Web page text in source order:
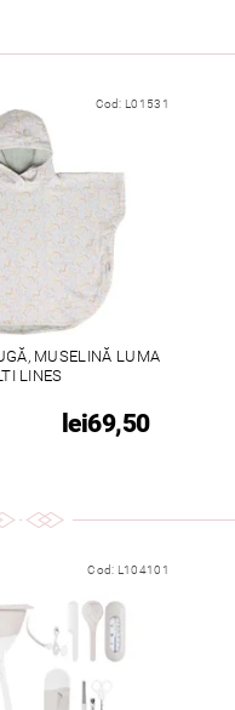
Cod: L01531
MUSELINĂ LUMA
LINES
lei69,50
Cod: L104101